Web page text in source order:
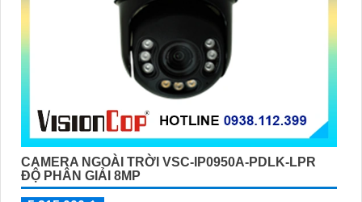
CAMERA NGOÀI TRỜI VSC-IP0950A-PDLK-LPR
ĐỘ PHÂN GIẢI 8MP